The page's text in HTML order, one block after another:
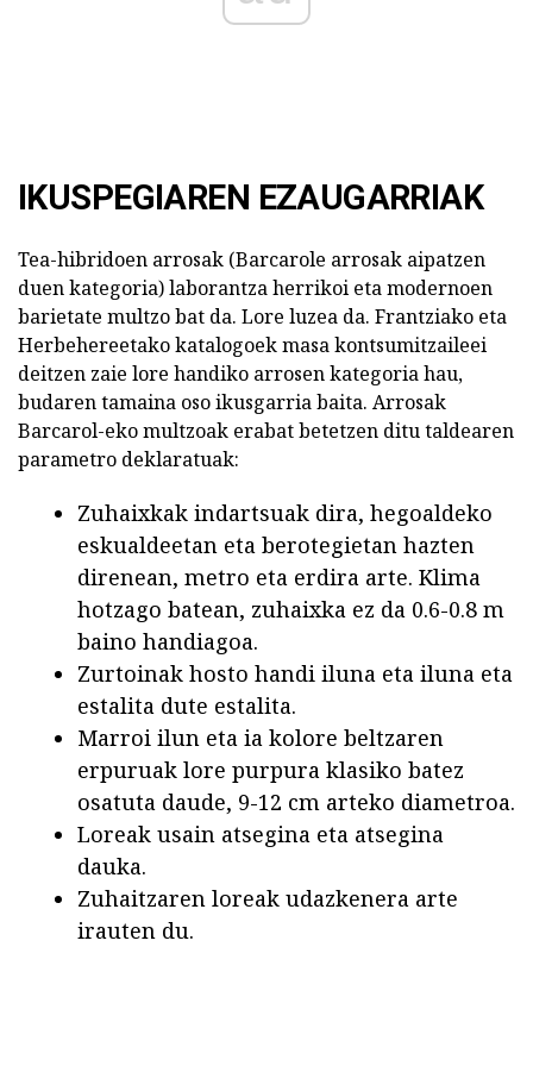
IKUSPEGIAREN EZAUGARRIAK
Tea-hibridoen arrosak (Barcarole arrosak aipatzen
duen kategoria) laborantza herrikoi eta modernoen
barietate multzo bat da. Lore luzea da. Frantziako eta
Herbehereetako katalogoek masa kontsumitzaileei
deitzen zaie lore handiko arrosen kategoria hau,
budaren tamaina oso ikusgarria baita. Arrosak
Barcarol-eko multzoak erabat betetzen ditu taldearen
parametro deklaratuak:
Zuhaixkak indartsuak dira, hegoaldeko
eskualdeetan eta berotegietan hazten
direnean, metro eta erdira arte. Klima
hotzago batean, zuhaixka ez da 0.6-0.8 m
baino handiagoa.
Zurtoinak hosto handi iluna eta iluna eta
estalita dute estalita.
Marroi ilun eta ia kolore beltzaren
erpuruak lore purpura klasiko batez
osatuta daude, 9-12 cm arteko diametroa.
Loreak usain atsegina eta atsegina
dauka.
Zuhaitzaren loreak udazkenera arte
irauten du.